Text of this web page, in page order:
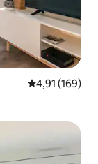
4,91 de uma
4,91 (169)